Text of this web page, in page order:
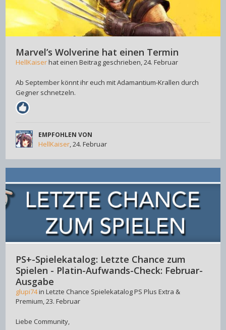
Marvel’s Wolverine hat einen Termin
HellKaiserhat einen Beitrag geschrieben,24. Februar
Ab September könnt ihr euch mit Adamantium-Krallen durch
Gegner schnetzeln.
EMPFOHLEN VON
HellKaiser,24. Februar
PS+-Spielekatalog: Letzte Chance zum
Spielen - Platin-Aufwands-Check: Februar-
Ausgabe
glupi74in Letzte Chance Spielekatalog PS Plus Extra &
Premium,23. Februar
Liebe Community,